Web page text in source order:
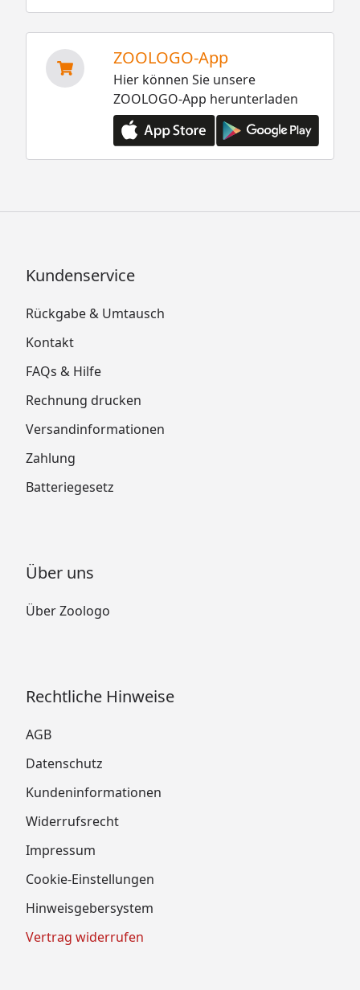
ZOOLOGO-App
Hier können Sie unsere
ZOOLOGO-App herunterladen
Kundenservice
Rückgabe & Umtausch
Kontakt
FAQs & Hilfe
Rechnung drucken
Versandinformationen
Zahlung
Batteriegesetz
Über uns
Über Zoologo
Rechtliche Hinweise
AGB
Datenschutz
Kundeninformationen
Widerrufsrecht
Impressum
Cookie-Einstellungen
Hinweisgebersystem
Vertrag widerrufen